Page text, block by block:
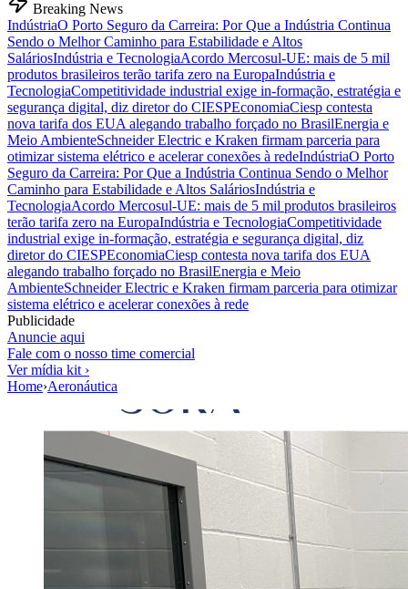
Breaking News
IndústriaO Porto Seguro da Carreira: Por Que a Indústria Continua
Sendo o Melhor Caminho para Estabilidade e Altos
SaláriosIndústria e TecnologiaAcordo Mercosul-UE: mais de 5 mil
produtos brasileiros terão tarifa zero na EuropaIndústria e
TecnologiaCompetitividade industrial exige in-formação, estratégia e
segurança digital, diz diretor do CIESPEconomiaCiesp contesta
nova tarifa dos EUA alegando trabalho forçado no BrasilEnergia e
Meio AmbienteSchneider Electric e Kraken firmam parceria para
otimizar sistema elétrico e acelerar conexões à redeIndústriaO Porto
Seguro da Carreira: Por Que a Indústria Continua Sendo o Melhor
Caminho para Estabilidade e Altos SaláriosIndústria e
TecnologiaAcordo Mercosul-UE: mais de 5 mil produtos brasileiros
terão tarifa zero na EuropaIndústria e TecnologiaCompetitividade
industrial exige in-formação, estratégia e segurança digital, diz
diretor do CIESPEconomiaCiesp contesta nova tarifa dos EUA
alegando trabalho forçado no BrasilEnergia e Meio
AmbienteSchneider Electric e Kraken firmam parceria para otimizar
sistema elétrico e acelerar conexões à rede
Publicidade
Anuncie aqui
Fale com o nosso time comercial
Ver mídia kit ›
Home›Aeronáutica